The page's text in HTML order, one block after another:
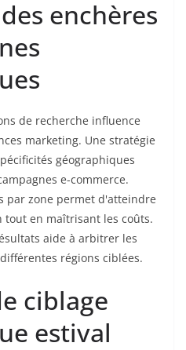
enchères
de recherche influence
marketing. Une stratégie
géographiques
e-commerce.
par zone permet d'atteindre
tout en maîtrisant les coûts.
aide à arbitrer les
régions ciblées.
ciblage
estival